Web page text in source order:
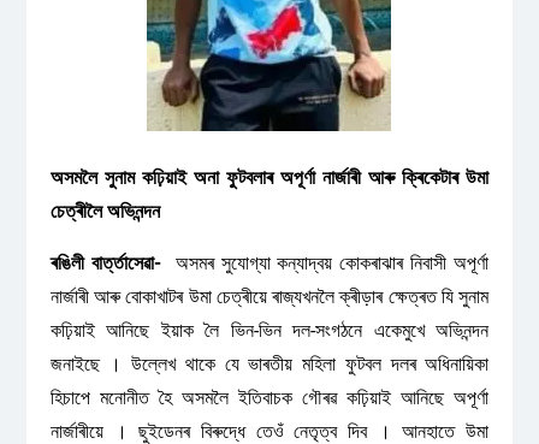
অসমলৈ সুনাম কঢ়িয়াই অনা ফুটবলাৰ অপূৰ্ণা নাৰ্জাৰী আৰু ক্ৰিকেটাৰ উমা
চেত্ৰীলৈ অভিনন্দন
ৰঙিলী বাৰ্ত্তাসেৱা-অসমৰ সুযোগ্যা কন্যাদ্বয় কোকৰাঝাৰ নিবাসী অপূৰ্ণা
নাৰ্জাৰী আৰু বোকাখাটৰ উমা চেত্ৰীয়ে ৰাজ্যখনলৈ ক্ৰীড়াৰ ক্ষেত্ৰত যি সুনাম
কঢ়িয়াই আনিছে ইয়াক লৈ ভিন-ভিন দল-সংগঠনে একেমুখে অভিনন্দন
জনাইছে । উল্লেখ থাকে যে ভাৰতীয় মহিলা ফুটবল দলৰ অধিনায়িকা
হিচাপে মনোনীত হৈ অসমলৈ ইতিবাচক গৌৰৱ কঢ়িয়াই আনিছে অপূৰ্ণা
নাৰ্জাৰীয়ে । ছুইডেনৰ বিৰুদ্ধে তেওঁ নেতৃত্ব দিব । আনহাতে উমা